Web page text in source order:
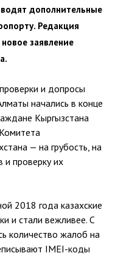
дополнительные
Редакция
заявление
и допросы
начались в конце
Кыргызстана
— на грубость, на
и проверку их
2018 года казахские
и стали вежливее. С
количество жалоб на
IMEI-коды